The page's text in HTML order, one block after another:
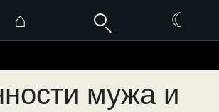
⌂ ☾
мужа и